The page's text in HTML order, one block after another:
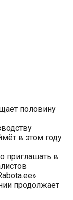
половину
в этом году
приглашать в
продолжает